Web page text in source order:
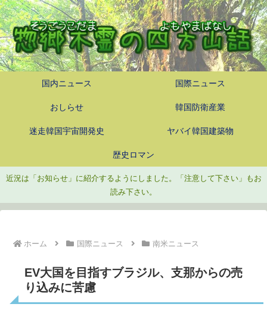
国内ニュース 国際ニュース
おしらせ 韓国防衛産業
迷走韓国宇宙開発史 ヤバイ韓国建築物
歴史ロマン
近況は「お知らせ」に紹介するようにしました。「注意して下さい」もお
読み下さい。
ホーム 国際ニュース 南米ニュース
EV大国を目指すブラジル、支那からの売
り込みに苦慮